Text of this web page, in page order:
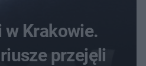
w Krakowie.
przejęli